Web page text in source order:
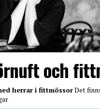
och
herrar i fittmössorDet